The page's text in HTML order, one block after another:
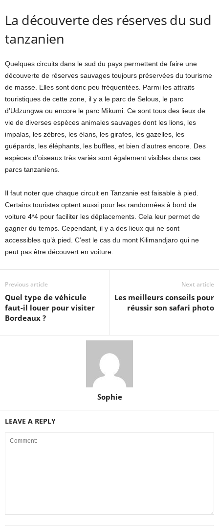
La découverte des réserves du sud
tanzanien
Quelques circuits dans le sud du pays permettent de faire une
découverte de réserves sauvages toujours préservées du tourisme
de masse. Elles sont donc peu fréquentées. Parmi les attraits
touristiques de cette zone, il y a le parc de Selous, le parc
d’Udzungwa ou encore le parc Mikumi. Ce sont tous des lieux de
vie de diverses espèces animales sauvages dont les lions, les
impalas, les zèbres, les élans, les girafes, les gazelles, les
guépards, les éléphants, les buffles, et bien d’autres encore. Des
espèces d’oiseaux très variés sont également visibles dans ces
parcs tanzaniens.
Il faut noter que chaque circuit en Tanzanie est faisable à pied.
Certains touristes optent aussi pour les randonnées à bord de
voiture 4*4 pour faciliter les déplacements. Cela leur permet de
gagner du temps. Cependant, il y a des lieux qui ne sont
accessibles qu’à pied. C’est le cas du mont Kilimandjaro qui ne
peut pas être découvert en voiture.
Previous article
Quel type de véhicule
faut-il louer pour visiter
Bordeaux ?
Next article
Les meilleurs conseils pour
réussir son safari photo
Sophie
LEAVE A REPLY